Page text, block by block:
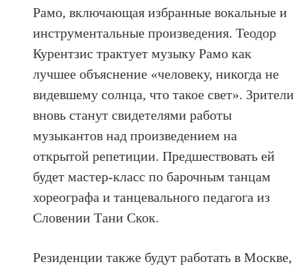
Рамо, включающая избранные вокальные и
инструментальные произведения. Теодор
Курентзис трактует музыку Рамо как
лучшее объяснение «человеку, никогда не
видевшему солнца, что такое свет». Зрители
вновь станут свидетелями работы
музыкантов над произведением на
открытой репетиции. Предшествовать ей
будет мастер-класс по барочным танцам
хореографа и танцевального педагога из
Словении Тани Скок.
Резиденции также будут работать в Москве,